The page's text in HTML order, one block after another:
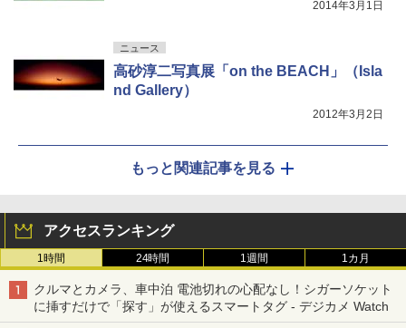
2014年3月1日
ニュース
高砂淳二写真展「on the BEACH」（Isla
nd Gallery）
2012年3月2日
もっと関連記事を見る
アクセスランキング
1時間 24時間 1週間 1カ月
クルマとカメラ、車中泊 電池切れの心配なし！シガーソケット
に挿すだけで「探す」が使えるスマートタグ - デジカメ Watch